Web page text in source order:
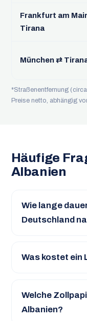
Frankfurt am
Tirana
München ⇄
*Straßenentfernung
Preise netto, abhängig
Häufige
Albanien
Wie lange
Deutschland
Was kostet ein
Welche
Albanien?